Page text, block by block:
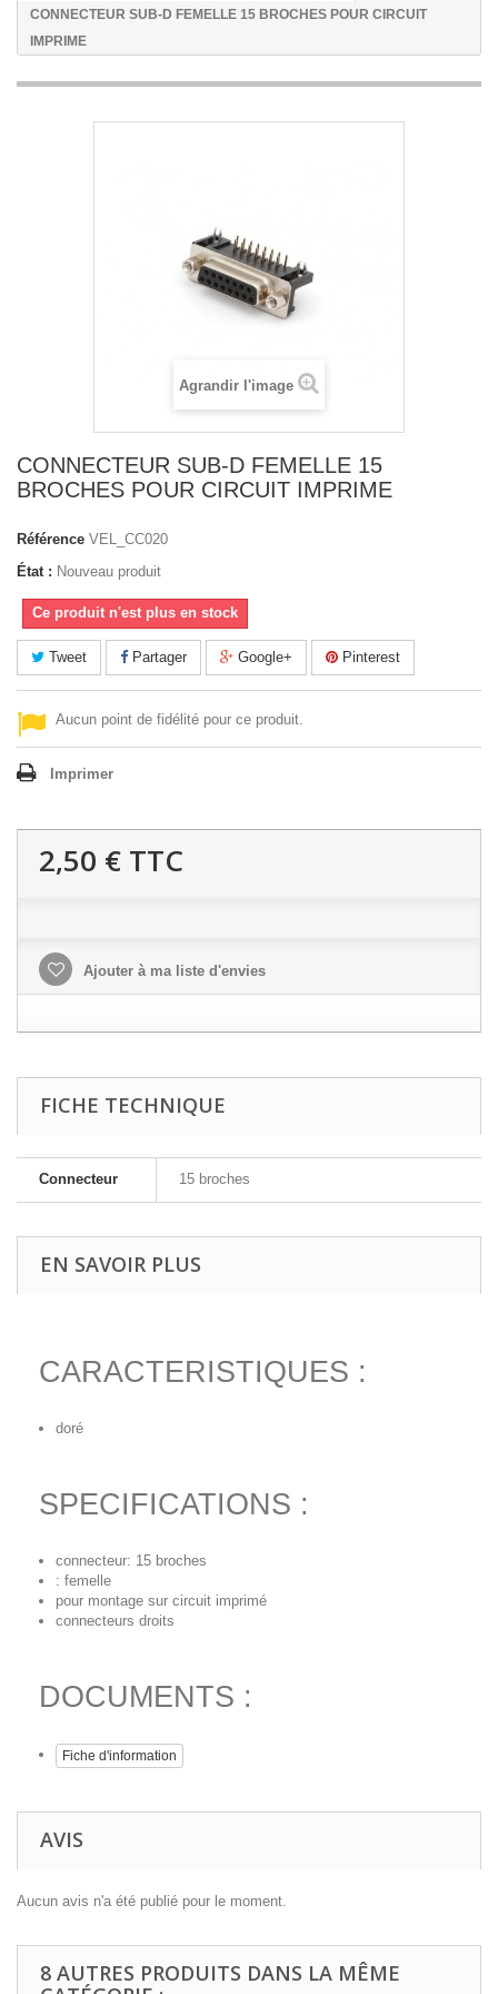
CONNECTEUR SUB-D FEMELLE 15 BROCHES POUR CIRCUIT
IMPRIME
Agrandir l'image
CONNECTEUR SUB-D FEMELLE 15
BROCHES POUR CIRCUIT IMPRIME
Référence VEL_CC020
État : Nouveau produit
Ce produit n'est plus en stock
Tweet Partager Google+ Pinterest
Aucun point de fidélité pour ce produit.
Imprimer
2,50 € TTC
Ajouter à ma liste d'envies
FICHE TECHNIQUE
Connecteur 15 broches
EN SAVOIR PLUS
CARACTERISTIQUES :
doré
SPECIFICATIONS :
connecteur: 15 broches
: femelle
pour montage sur circuit imprimé
connecteurs droits
DOCUMENTS :
Fiche d'information
AVIS
Aucun avis n'a été publié pour le moment.
8 AUTRES PRODUITS DANS LA MÊME